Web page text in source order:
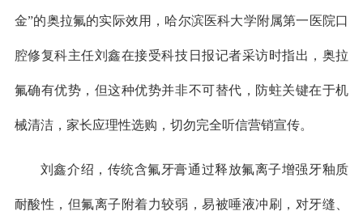
金”的奥拉氟的实际效用，哈尔滨医科大学附属第一医院口
腔修复科主任刘鑫在接受科技日报记者采访时指出，奥拉
氟确有优势，但这种优势并非不可替代，防蛀关键在于机
械清洁，家长应理性选购，切勿完全听信营销宣传。
刘鑫介绍，传统含氟牙膏通过释放氟离子增强牙釉质
耐酸性，但氟离子附着力较弱，易被唾液冲刷，对牙缝、